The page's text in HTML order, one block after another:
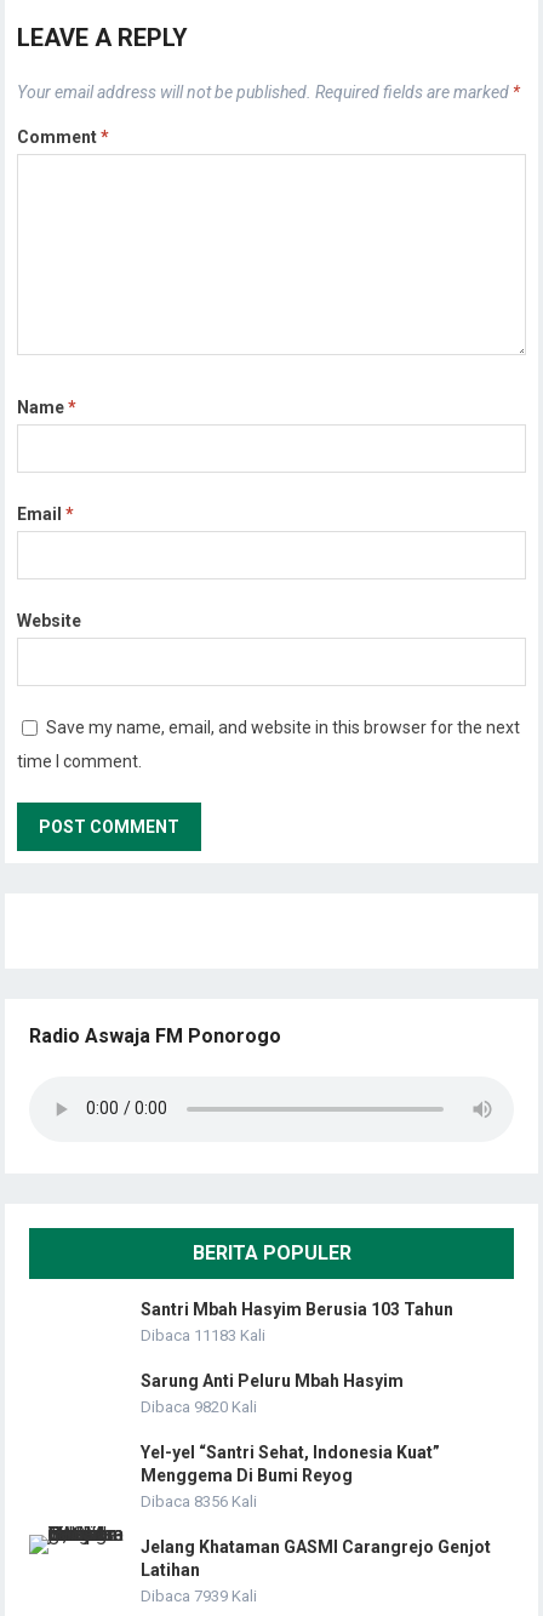
LEAVE A REPLY
Your email address will not be published. Required fields are marked *
Comment*
Name*
Email*
Website
Save my name, email, and website in this browser for the next
time I comment.
Radio Aswaja FM Ponorogo
BERITA POPULER
Santri Mbah Hasyim Berusia 103 Tahun
Dibaca 11183 Kali
Sarung Anti Peluru Mbah Hasyim
Dibaca 9820 Kali
Yel-yel “Santri Sehat, Indonesia Kuat”
Menggema Di Bumi Reyog
Dibaca 8356 Kali
Jelang Khataman GASMI Carangrejo Genjot
Latihan
Dibaca 7939 Kali